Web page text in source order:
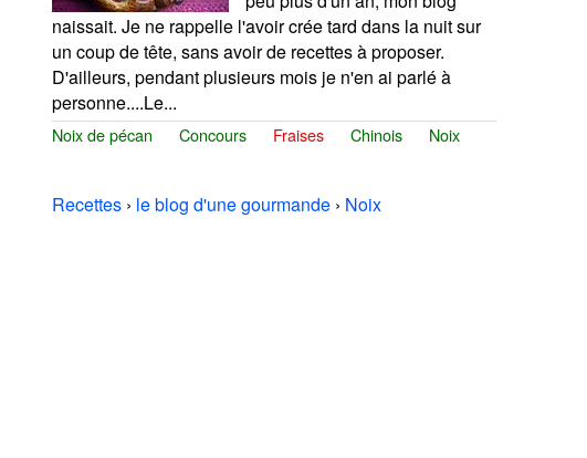
naissait. Je ne rappelle l'avoir crée tard dans la nuit sur
un coup de tête, sans avoir de recettes à proposer.
D'ailleurs, pendant plusieurs mois je n'en ai parlé à
personne....Le...
Noix de pécan Concours Fraises Chinois Noix
Recettes › le blog d'une gourmande › Noix